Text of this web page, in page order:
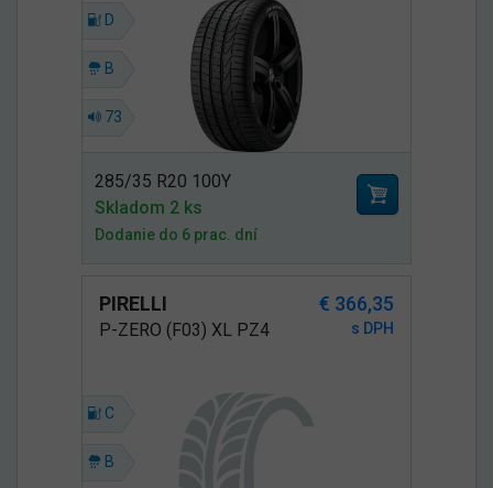
D
B
73
285/35 R20 100Y
Skladom 2 ks
Dodanie do 6 prac. dní
PIRELLI € 366,35
P-ZERO (F03) XL PZ4 s DPH
C
B